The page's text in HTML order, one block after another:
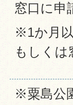
窓口に申
※1か月
もしく
※粟島公